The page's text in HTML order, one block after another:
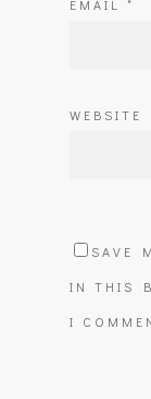
EMAIL *
WEBSITE
SAVE
IN THIS
I